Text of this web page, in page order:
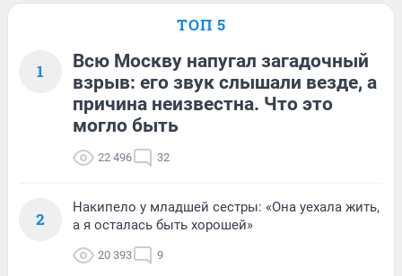
ТОП 5
1
Всю Москву напугал загадочный
взрыв: его звук слышали везде, а
причина неизвестна. Что это
могло быть
22 496 32
2
Накипело у младшей сестры: «Она уехала жить,
а я осталась быть хорошей»
20 393 9